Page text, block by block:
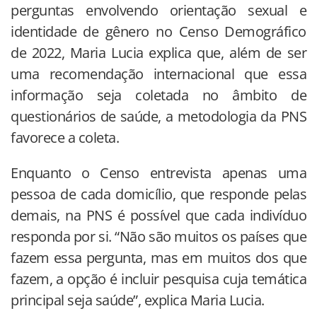
perguntas envolvendo orientação sexual e
identidade de gênero no Censo Demográfico
de 2022, Maria Lucia explica que, além de ser
uma recomendação internacional que essa
informação seja coletada no âmbito de
questionários de saúde, a metodologia da PNS
favorece a coleta.
Enquanto o Censo entrevista apenas uma
pessoa de cada domicílio, que responde pelas
demais, na PNS é possível que cada indivíduo
responda por si. “Não são muitos os países que
fazem essa pergunta, mas em muitos dos que
fazem, a opção é incluir pesquisa cuja temática
principal seja saúde”, explica Maria Lucia.